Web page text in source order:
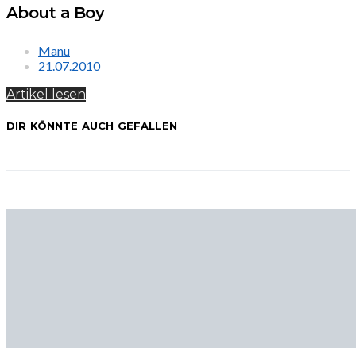
About a Boy
Manu
21.07.2010
Artikel lesen
DIR KÖNNTE AUCH GEFALLEN